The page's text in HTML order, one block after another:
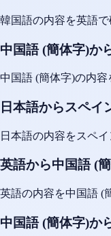
韓国語の内容を英語で
中国語 (簡体字)か
中国語 (簡体字)の内容
日本語からスペイ
日本語の内容をスペ
英語から中国語 (
英語の内容を中国語 (
中国語 (簡体字)か